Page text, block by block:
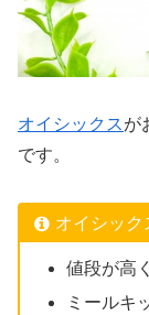
オイシックスが
です。
オイシック
値段が高
ミールキ